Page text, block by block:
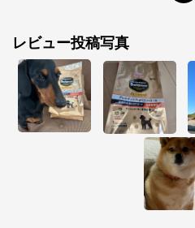
レビュー投稿写真
ペットラインし
公式
※外部サイト